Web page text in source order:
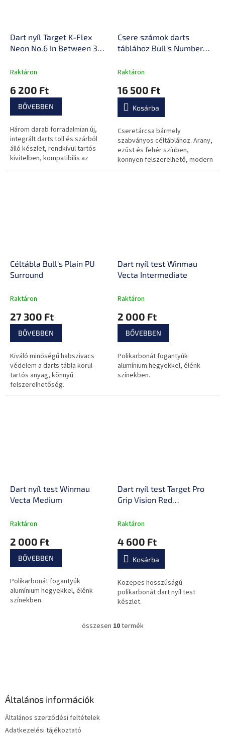
Dart nyíl Target K-Flex
Neon No.6 In Between 3
Raktáron
6 200 Ft
BŐVEBBEN
Három darab forradalmian új,
integrált darts toll és szárból
álló készlet, rendkívül tartós
kivitelben, kompatibilis az
összes szabványos típusú
Csere számok darts
táblához Bull's Number
Raktáron
16 500 Ft
Kosárba
Cseretárcsa bármely
szabványos céltáblához. Arany,
ezüst és fehér színben,
könnyen felszerelhető, modern
design.
Céltábla Bull's Plain PU
Surround
Raktáron
27 300 Ft
BŐVEBBEN
Kiváló minőségű habszivacs
védelem a darts tábla körül -
tartós anyag, könnyű
felszerelhetőség.
Dart nyíl test Winmau
Vecta Intermediate
Raktáron
2 000 Ft
BŐVEBBEN
Polikarbonát fogantyúk
alumínium hegyekkel, élénk
színekben.
Dart nyíl test Winmau
Vecta Medium
Raktáron
2 000 Ft
BŐVEBBEN
Polikarbonát fogantyúk
alumínium hegyekkel, élénk
színekben.
Dart nyíl test Target Pro
Grip Vision Red
Raktáron
4 600 Ft
Kosárba
Közepes hosszúságú
polikarbonát dart nyíl test
készlet.
L
összesen 10termék
Általános információk
Általános szerződési feltételek
Adatkezelési tájékoztató